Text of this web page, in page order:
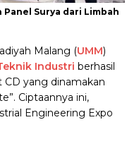
Panel Surya dari Limbah
Malang (UMM)
Industri berhasil
CD yang dinamakan
Ciptaannya ini,
Engineering Expo